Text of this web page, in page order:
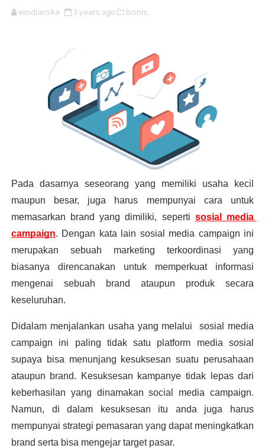
windiariska 3 years ago bisnis,
Pada dasarnya seseorang yang memiliki usaha kecil
maupun besar, juga harus mempunyai cara untuk
memasarkan brand yang dimiliki, seperti sosial media
campaign. Dengan kata lain sosial media campaign ini
merupakan sebuah marketing terkoordinasi yang
biasanya direncanakan untuk memperkuat informasi
mengenai sebuah brand ataupun produk secara
keseluruhan.
Didalam menjalankan usaha yang melalui  sosial media
campaign ini paling tidak satu platform media sosial
supaya bisa menunjang kesuksesan suatu perusahaan
ataupun brand. Kesuksesan kampanye tidak lepas dari
keberhasilan yang dinamakan social media campaign.
Namun, di dalam kesuksesan itu anda juga harus
mempunyai strategi pemasaran yang dapat meningkatkan
brand serta bisa mengejar target pasar.